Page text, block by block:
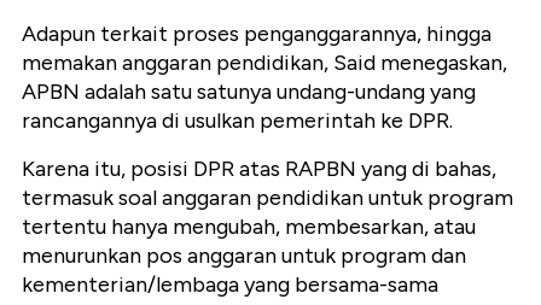
Adapun terkait proses penganggarannya, hingga
memakan anggaran pendidikan, Said menegaskan,
APBN adalah satu satunya undang-undang yang
rancangannya di usulkan pemerintah ke DPR.
Karena itu, posisi DPR atas RAPBN yang di bahas,
termasuk soal anggaran pendidikan untuk program
tertentu hanya mengubah, membesarkan, atau
menurunkan pos anggaran untuk program dan
kementerian/lembaga yang bersama-sama